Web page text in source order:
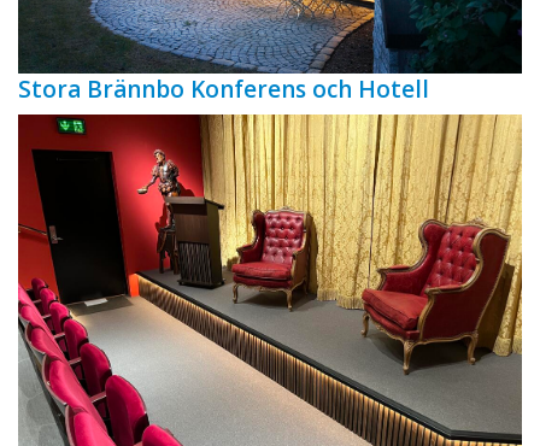
Stora Brännbo Konferens och Hotell